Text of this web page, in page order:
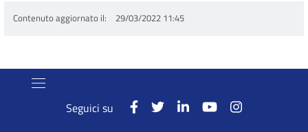
Contenuto aggiornato il 29/03/2022 11:45
Seguici su